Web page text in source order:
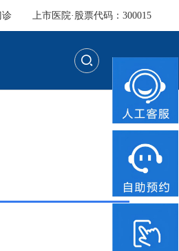
诊 上市医院·股票代码：300015